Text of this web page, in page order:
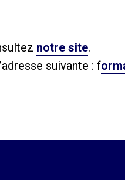
notre site.
suivante : f